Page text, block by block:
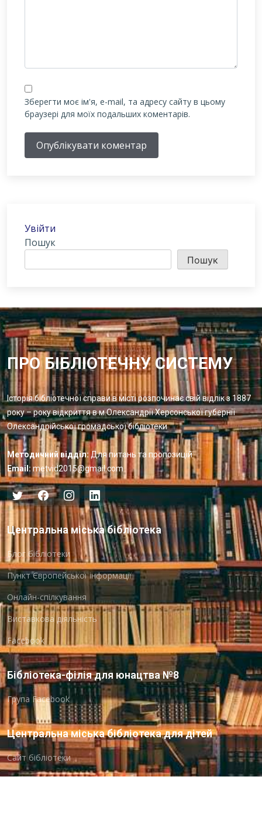
Зберегти моє ім'я, e-mail, та адресу сайту в цьому
браузері для моїх подальших коментарів.
Опублікувати коментар
Увійти
Пошук
Пошук
ПРО БІБЛІОТЕЧНУ СИСТЕМУ
Історія бібліотечної справи в місті розпочинає свій відлік з 1887
року – року відкриття в м.Олександрії Херсонської губернії
Олександрійської громадської бібліотеки
Методичний відділ: Для питань та пропозицій
Email: metvid2015@gmail.com
Центральна міська бібліотека
Блог бібліотеки
Пункт Європейської інформації
Онлайн-спілкування
Виставкова діяльність
Facebook
Бібліотека-філія для юнацтва №8
Група Facebook
Центральна міська бібліотека для дітей
Сайт бібліотеки
Новини